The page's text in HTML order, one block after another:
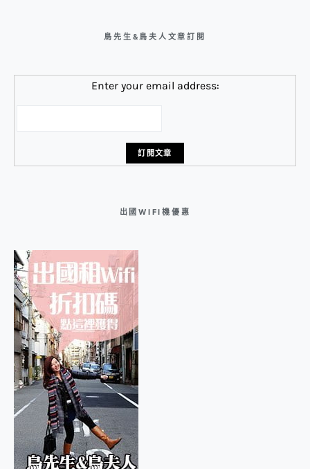
鳥先生&鳥夫人文章訂閱
Enter your email address:
出國WIFI機優惠